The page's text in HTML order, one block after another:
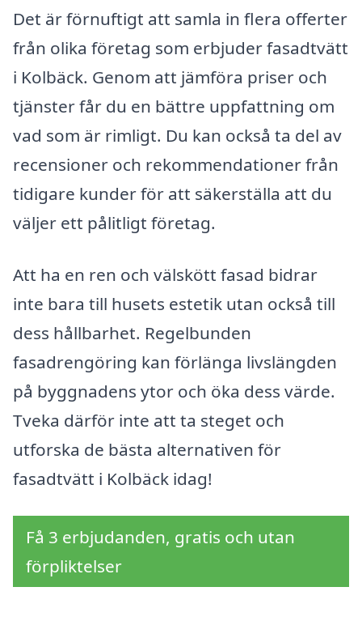
Det är förnuftigt att samla in flera offerter
från olika företag som erbjuder fasadtvätt
i Kolbäck. Genom att jämföra priser och
tjänster får du en bättre uppfattning om
vad som är rimligt. Du kan också ta del av
recensioner och rekommendationer från
tidigare kunder för att säkerställa att du
väljer ett pålitligt företag.
Att ha en ren och välskött fasad bidrar
inte bara till husets estetik utan också till
dess hållbarhet. Regelbunden
fasadrengöring kan förlänga livslängden
på byggnadens ytor och öka dess värde.
Tveka därför inte att ta steget och
utforska de bästa alternativen för
fasadtvätt i Kolbäck idag!
Få 3 erbjudanden, gratis och utan
förpliktelser